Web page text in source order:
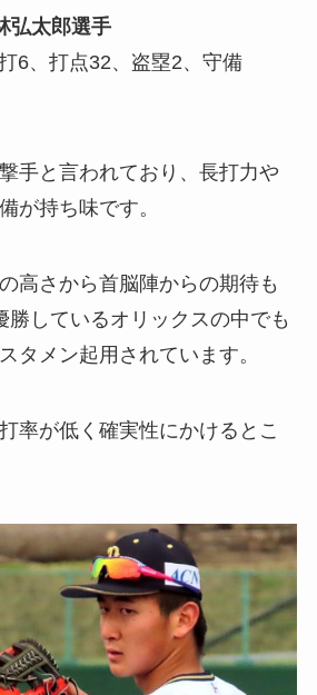
太郎選手
6、打点32、盗塁2、守備
手と言われており、長打力や
が持ち味です。
高さから首脳陣からの期待も
勝しているオリックスの中でも
タメン起用されています。
率が低く確実性にかけるとこ